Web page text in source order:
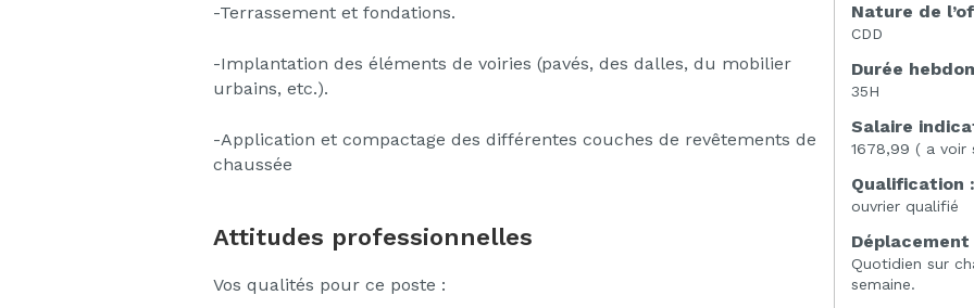
-Terrassement et fondations.
-Implantation des éléments de voiries (pavés, des dalles, du mobilier
urbains, etc.).
-Application et compactage des différentes couches de revêtements de
chaussée
Attitudes professionnelles
Vos qualités pour ce poste :
Nature de
CDD
Durée
35H
Salaire
1678,99 ( a voir
Qualification
ouvrier qualifié
Déplacement
Quotidien sur
semaine.